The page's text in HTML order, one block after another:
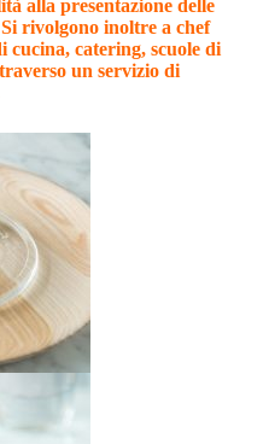
alla presentazione delle
rivolgono inoltre a chef
catering, scuole di
un servizio di